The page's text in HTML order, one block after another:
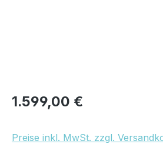
Regulärer Preis:
1.599,00 €
Preise inkl. MwSt. zzgl.